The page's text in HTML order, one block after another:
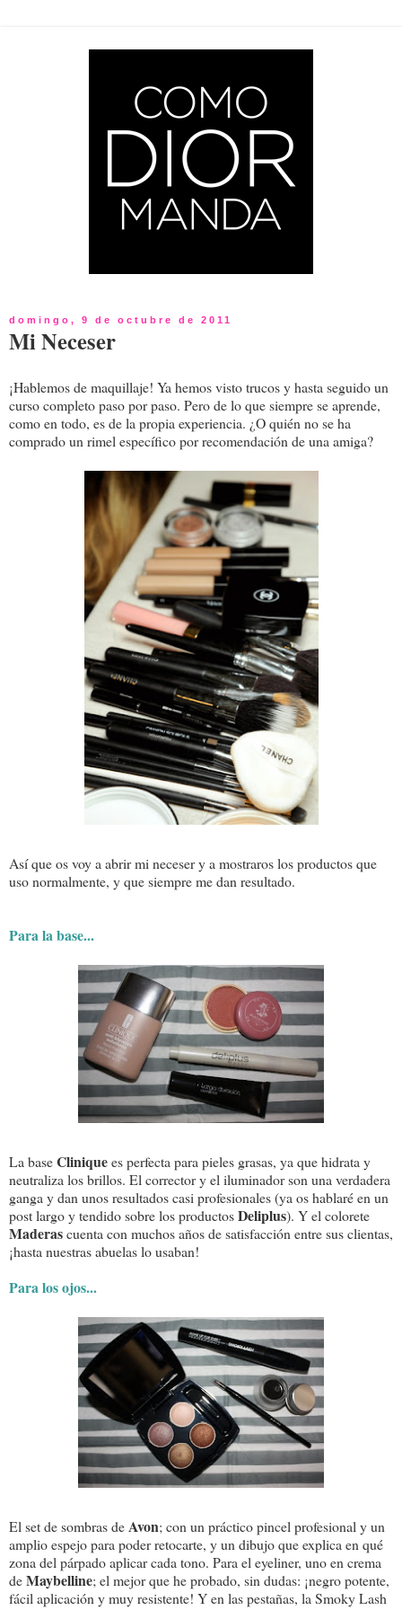
domingo, 9 de octubre de 2011
Mi Neceser
¡Hablemos de maquillaje! Ya hemos visto trucosy hasta seguido un
curso completo paso por paso. Pero de lo que siempre se aprende,
como en todo, es de la propia experiencia. ¿O quién no se ha
comprado un rimel específico por recomendación de una amiga?
Así que os voy a abrir mi neceser y a mostraros los productos que
uso normalmente, y que siempre me dan resultado.
Para la base...
La baseCliniquees perfecta para pieles grasas, ya que hidrata y
neutraliza los brillos. El corrector y el iluminador son una verdadera
ganga y dan unos resultados casi profesionales (ya os hablaré en un
post largo y tendido sobre los productosDeliplus). Y el colorete
Maderascuenta con muchos años de satisfacción entre sus clientas,
¡hasta nuestras abuelas lo usaban!
Para los ojos...
El set de sombras deAvon; con un práctico pincel profesional y un
amplio espejo para poder retocarte, y un dibujo que explica en qué
zona del párpado aplicar cada tono. Para el eyeliner, uno en crema
deMaybelline; el mejor que he probado, sin dudas: ¡negro potente,
fácil aplicación y muy resistente! Y en las pestañas, la Smoky Lash